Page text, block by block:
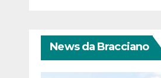
News da Bracciano